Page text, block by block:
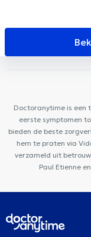
Grand Roi
Couples and Family
Individual consultation
Dental Plan
Medical Laser
Doctoranytime is
eerste symptomen
bieden de beste
hem te praten via
verzameld uit
Paul Etienne